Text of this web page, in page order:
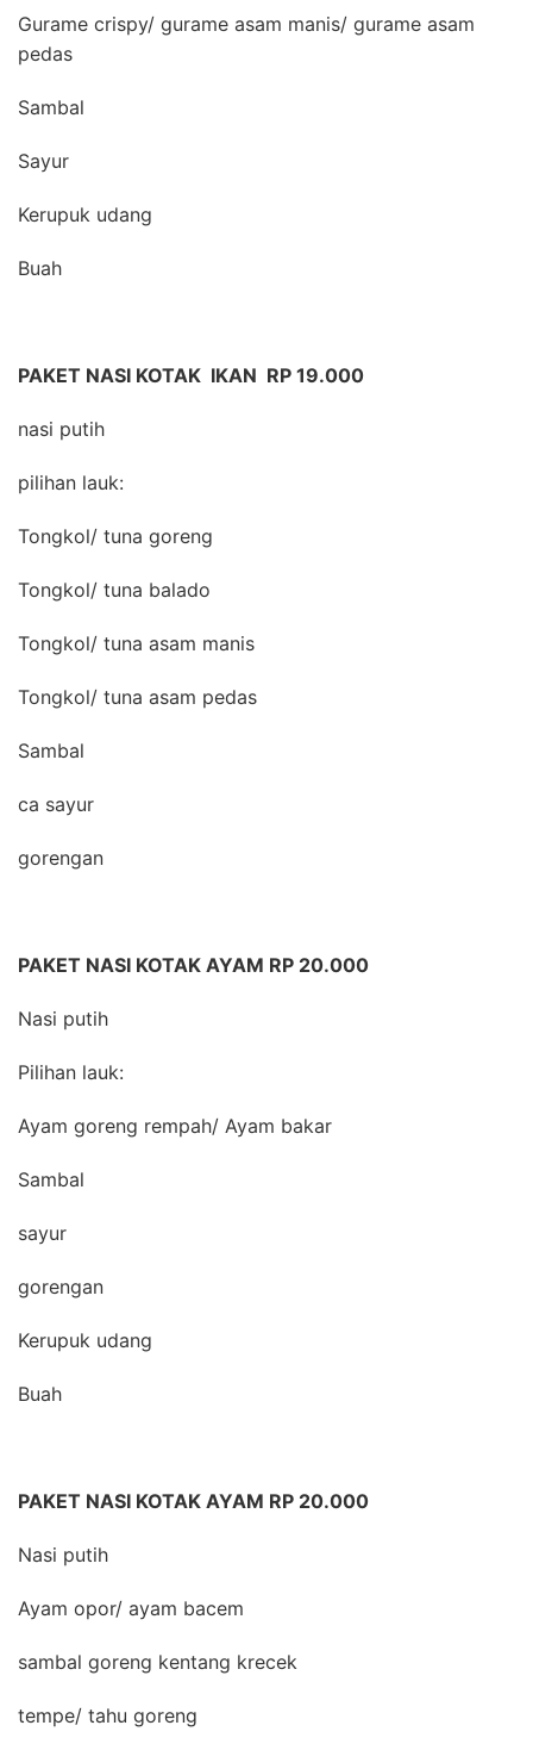
Gurame crispy/ gurame asam manis/ gurame asam
pedas
Sambal
Sayur
Kerupuk udang
Buah
PAKET NASI KOTAK IKAN RP 19.000
nasi putih
pilihan lauk:
Tongkol/ tuna goreng
Tongkol/ tuna balado
Tongkol/ tuna asam manis
Tongkol/ tuna asam pedas
Sambal
ca sayur
gorengan
PAKET NASI KOTAK AYAM RP 20.000
Nasi putih
Pilihan lauk:
Ayam goreng rempah/ Ayam bakar
Sambal
sayur
gorengan
Kerupuk udang
Buah
PAKET NASI KOTAK AYAM RP 20.000
Nasi putih
Ayam opor/ ayam bacem
sambal goreng kentang krecek
tempe/ tahu goreng